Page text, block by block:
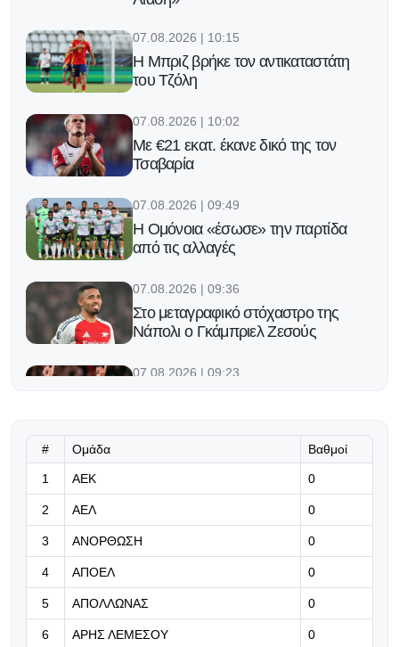
07.08.2026 | 10:15
H Μπριζ βρήκε τον αντικαταστάτη
του Τζόλη
07.08.2026 | 10:02
Με €21 εκατ. έκανε δικό της τον
Τσαβαρία
07.08.2026 | 09:49
Η Ομόνοια «έσωσε» την παρτίδα
από τις αλλαγές
07.08.2026 | 09:36
Στο μεταγραφικό στόχαστρο της
Νάπολι ο Γκάμπριελ Ζεσούς
07.08.2026 | 09:23
Έφερε Κύπρο κι ανακοίνωσε τον
Πέδρο Σάντσο!
07.08.2026 | 08:57
«Κάποιοι βιάζονται να ειρωνευτούν
και ν' απαξιώσουν»
07.08.2026 | 08:44
# Ομάδα Βαθμοί
1 ΑΕΚ 0
2 ΑΕΛ 0
3 ΑΝΟΡΘΩΣΗ 0
4 ΑΠΟΕΛ 0
5 ΑΠΟΛΛΩΝΑΣ 0
6 ΑΡΗΣ ΛΕΜΕΣΟΥ 0